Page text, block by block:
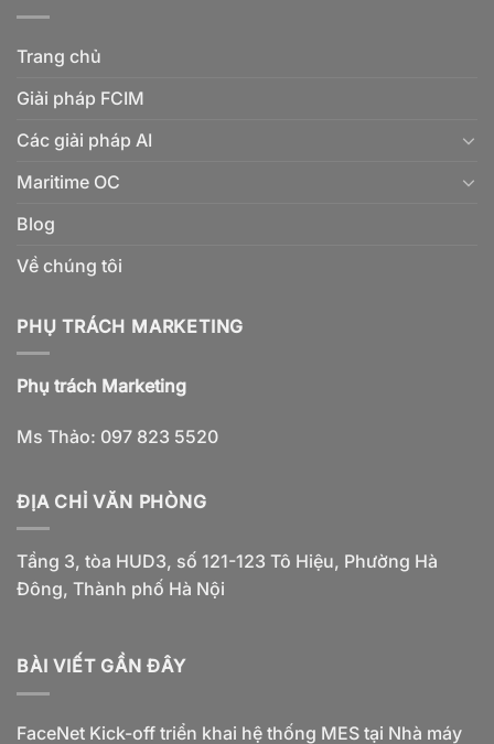
Trang chủ
Giải pháp FCIM
Các giải pháp AI
Maritime OC
Blog
Về chúng tôi
PHỤ TRÁCH MARKETING
Phụ trách Marketing
Ms Thảo: 097 823 5520
ĐỊA CHỈ VĂN PHÒNG
Tầng 3, tòa HUD3, số 121-123 Tô Hiệu, Phường Hà
Đông, Thành phố Hà Nội
BÀI VIẾT GẦN ĐÂY
FaceNet Kick-off triển khai hệ thống MES tại Nhà máy